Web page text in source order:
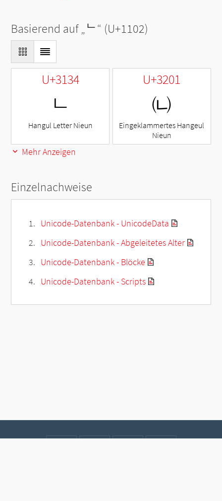
Basierend auf „ᄂ“ (U+1102)
U+3134
ㄴ
Hangul Letter Nieun
U+3201
㈁
Eingeklammertes Hangeul
Nieun
Mehr Anzeigen
Einzelnachweise
Unicode-Datenbank - UnicodeData
Unicode-Datenbank - Abgeleitetes Alter
Unicode-Datenbank - Blöcke
Unicode-Datenbank - Scripts